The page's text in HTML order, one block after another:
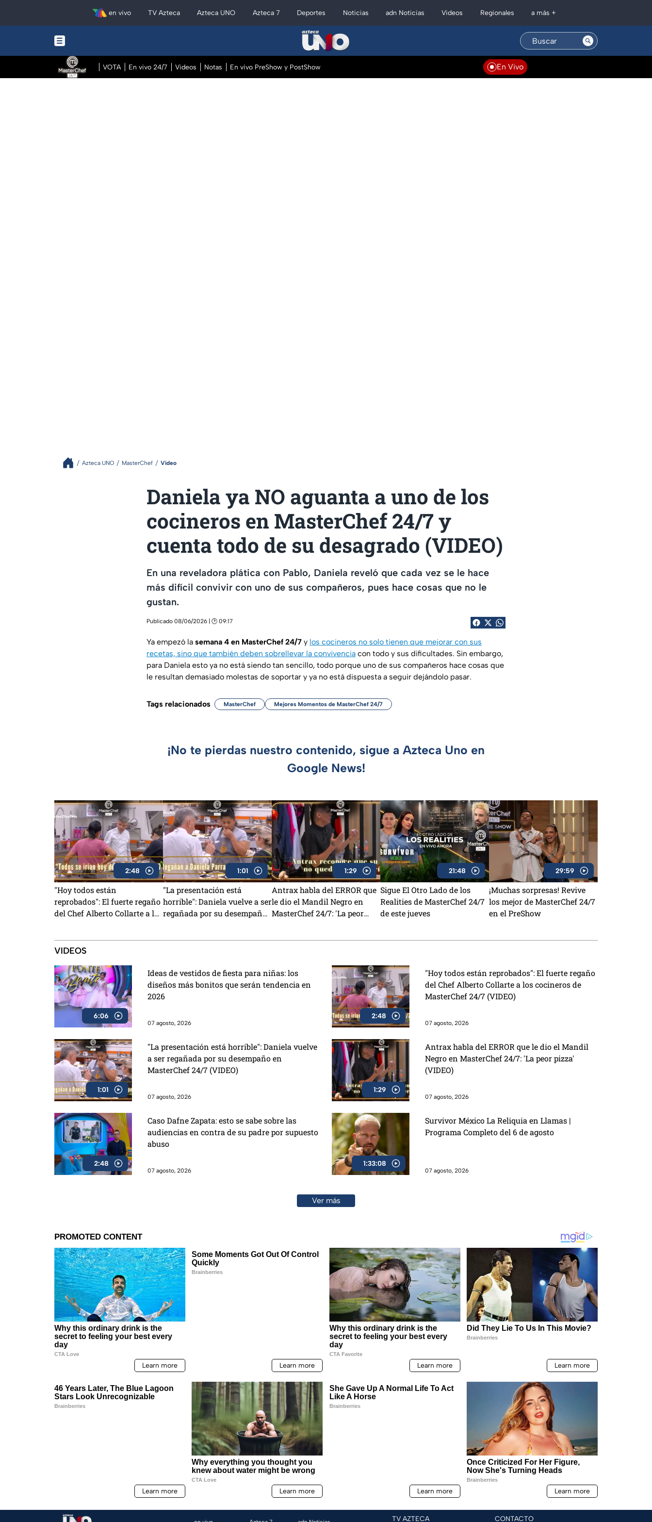
en vivo TV Azteca Azteca UNO Azteca 7 Deportes Noticias adn Noticias Videos Regionales a más +
VOTA En vivo 24/7 Videos Notas En vivo PreShow y PostShow En Vivo
Azteca UNO MasterChef Video
Daniela ya NO aguanta a uno de los
cocineros en MasterChef 24/7 y
cuenta todo de su desagrado (VIDEO)
En una reveladora plática con Pablo, Daniela reveló que cada vez se le hace
más difícil convivir con uno de sus compañeros, pues hace cosas que no le
gustan.
Publicado 08/06/2026 | 🕑 09:17
Ya empezó la semana 4 en MasterChef 24/7 y los cocineros no solo tienen que mejorar con sus
recetas, sino que también deben sobrellevar la convivencia con todo y sus dificultades. Sin embargo,
para Daniela esto ya no está siendo tan sencillo, todo porque uno de sus compañeros hace cosas que
le resultan demasiado molestas de soportar y ya no está dispuesta a seguir dejándolo pasar.
Tags relacionados MasterChef Mejores Momentos de MasterChef 24/7
¡No te pierdas nuestro contenido, sigue a Azteca Uno en
Google News!
2:48
"Hoy todos están
reprobados": El fuerte regaño
del Chef Alberto Collarte a los
1:01
"La presentación está
horrible": Daniela vuelve a ser
regañada por su desempaño
1:29
Antrax habla del ERROR que
le dio el Mandil Negro en
MasterChef 24/7: 'La peor
21:48
Sigue El Otro Lado de los
Realities de MasterChef 24/7
de este jueves
29:59
¡Muchas sorpresas! Revive
los mejor de MasterChef 24/7
en el PreShow
VIDEOS
6:06
Ideas de vestidos de fiesta para niñas: los
diseños más bonitos que serán tendencia en
2026
07 agosto, 2026
2:48
"Hoy todos están reprobados": El fuerte regaño
del Chef Alberto Collarte a los cocineros de
MasterChef 24/7 (VIDEO)
07 agosto, 2026
1:01
"La presentación está horrible": Daniela vuelve
a ser regañada por su desempaño en
MasterChef 24/7 (VIDEO)
07 agosto, 2026
1:29
Antrax habla del ERROR que le dio el Mandil
Negro en MasterChef 24/7: 'La peor pizza'
(VIDEO)
07 agosto, 2026
2:48
Caso Dafne Zapata: esto se sabe sobre las
audiencias en contra de su padre por supuesto
abuso
07 agosto, 2026
1:33:08
Survivor México La Reliquia en Llamas |
Programa Completo del 6 de agosto
07 agosto, 2026
Ver más
TV AZTECA CONTACTO